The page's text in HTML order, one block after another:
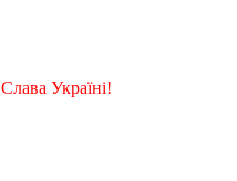
Україні!